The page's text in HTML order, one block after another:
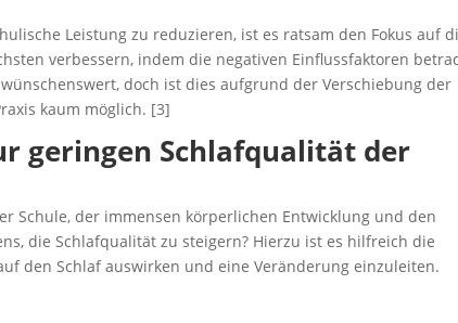
Leistung zu reduzieren, ist es ratsam den Fokus auf
verbessern, indem die negativen Einflussfaktoren
doch ist dies aufgrund der Verschiebung der
kaum möglich. [3]
geringen Schlafqualität der
Schule, der immensen körperlichen Entwicklung und den
die Schlafqualität zu steigern? Hierzu ist es hilfreich die
den Schlaf auswirken und eine Veränderung einzuleiten.